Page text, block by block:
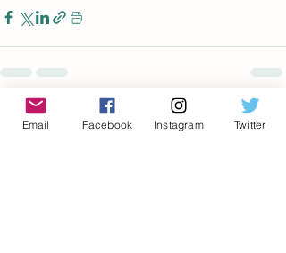
Posts récents Voir tout
Email Facebook Instagram Twitter